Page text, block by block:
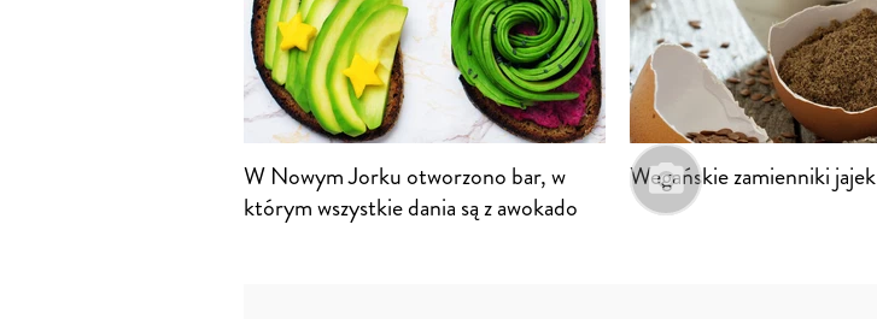
W Nowym Jorku otworzono bar, w
którym wszystkie dania są z awokado
Wegańskie zamienniki jajek